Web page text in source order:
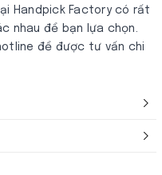
Handpick Factory có rất
nhau để bạn lựa chọn.
để được tư vấn chi